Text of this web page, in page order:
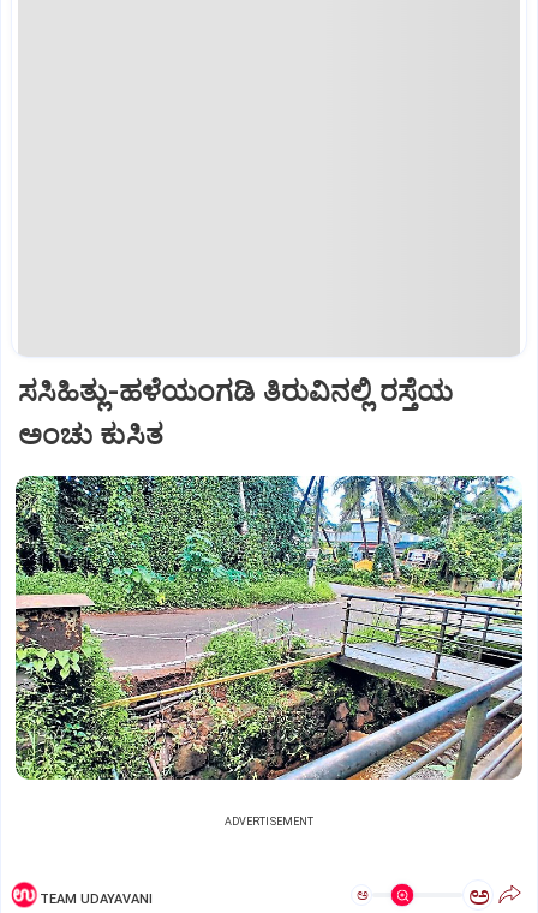
ಸಸಿಹಿತ್ಲು-ಹಳೆಯಂಗಡಿ ತಿರುವಿನಲ್ಲಿ ರಸ್ತೆಯ
ಅಂಚು ಕುಸಿತ
ADVERTISEMENT
TEAM UDAYAVANI ಅ ಅ